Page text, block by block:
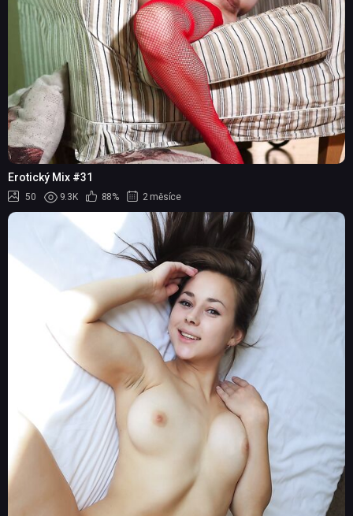
Erotický Mix #31
50 9.3K 88% 2 měsíce